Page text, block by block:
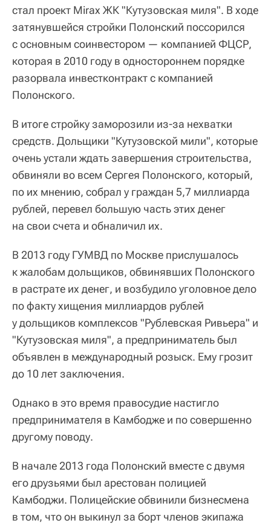
стал проект Mirax ЖК "Кутузовская миля". В ходе
затянувшейся стройки Полонский поссорился
с основным соинвестором — компанией ФЦСР,
которая в 2010 году в одностороннем порядке
разорвала инвестконтракт с компанией
Полонского.
В итоге стройку заморозили из-за нехватки
средств. Дольщики "Кутузовской мили", которые
очень устали ждать завершения строительства,
обвиняли во всем Сергея Полонского, который,
по их мнению, собрал у граждан 5,7 миллиарда
рублей, перевел большую часть этих денег
на свои счета и обналичил их.
В 2013 году ГУМВД по Москве прислушалось
к жалобам дольщиков, обвинявших Полонского
в растрате их денег, и возбудило уголовное дело
по факту хищения миллиардов рублей
у дольщиков комплексов "Рублевская Ривьера" и
"Кутузовская миля", а предприниматель был
объявлен в международный розыск. Ему грозит
до 10 лет заключения.
Однако в это время правосудие настигло
предпринимателя в Камбодже и по совершенно
другому поводу.
В начале 2013 года Полонский вместе с двумя
его друзьями был арестован полицией
Камбоджи. Полицейские обвинили бизнесмена
в том, что он выкинул за борт членов экипажа